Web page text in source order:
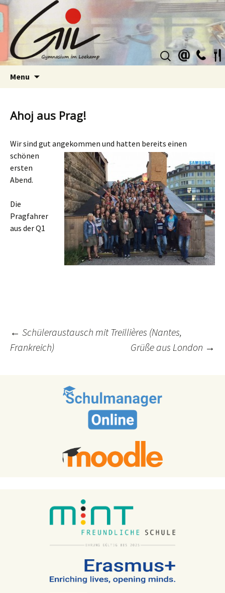
Suchen
nach:
Menu
Ahoj aus Prag!
Wir sind gut angekommen und hatten bereits einen
schönen
ersten
Abend.
Die
Pragfahrer
aus der Q1
Post
← Schüleraustausch mit Treillières (Nantes,
Frankreich)
Grüße aus London →